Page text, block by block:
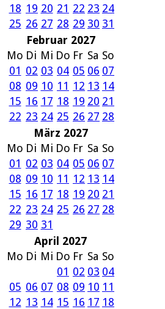
18 19 20 21 22 23 24
25 26 27 28 29 30 31
Februar 2027
Mo Di Mi Do Fr Sa So
01 02 03 04 05 06 07
08 09 10 11 12 13 14
15 16 17 18 19 20 21
22 23 24 25 26 27 28
März 2027
Mo Di Mi Do Fr Sa So
01 02 03 04 05 06 07
08 09 10 11 12 13 14
15 16 17 18 19 20 21
22 23 24 25 26 27 28
29 30 31
April 2027
Mo Di Mi Do Fr Sa So
01 02 03 04
05 06 07 08 09 10 11
12 13 14 15 16 17 18